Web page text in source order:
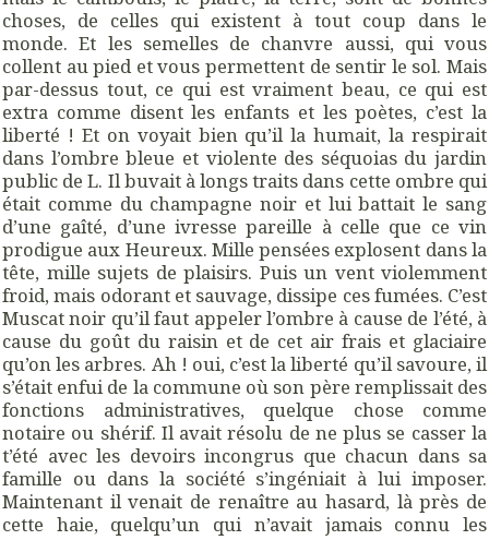
choses, de celles qui existent à tout coup dans le
monde. Et les semelles de chanvre aussi, qui vous
collent au pied et vous permettent de sentir le sol. Mais
par-dessus tout, ce qui est vraiment beau, ce qui est
extra comme disent les enfants et les poètes, c’est la
liberté ! Et on voyait bien qu’il la humait, la respirait
dans l’ombre bleue et violente des séquoias du jardin
public de L. Il buvait à longs traits dans cette ombre qui
était comme du champagne noir et lui battait le sang
d’une gaîté, d’une ivresse pareille à celle que ce vin
prodigue aux Heureux. Mille pensées explosent dans la
tête, mille sujets de plaisirs. Puis un vent violemment
froid, mais odorant et sauvage, dissipe ces fumées. C’est
Muscat noir qu’il faut appeler l’ombre à cause de l’été, à
cause du goût du raisin et de cet air frais et glaciaire
qu’on les arbres. Ah ! oui, c’est la liberté qu’il savoure, il
s’était enfui de la commune où son père remplissait des
fonctions administratives, quelque chose comme
notaire ou shérif. Il avait résolu de ne plus se casser la
t’été avec les devoirs incongrus que chacun dans sa
famille ou dans la société s’ingéniait à lui imposer.
Maintenant il venait de renaître au hasard, là près de
cette haie, quelqu’un qui n’avait jamais connu les